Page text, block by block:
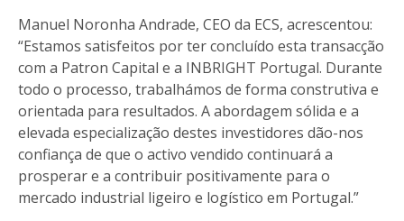
Manuel Noronha Andrade, CEO da ECS, acrescentou:
“Estamos satisfeitos por ter concluído esta transacção
com a Patron Capital e a INBRIGHT Portugal. Durante
todo o processo, trabalhámos de forma construtiva e
orientada para resultados. A abordagem sólida e a
elevada especialização destes investidores dão-nos
confiança de que o activo vendido continuará a
prosperar e a contribuir positivamente para o
mercado industrial ligeiro e logístico em Portugal.”